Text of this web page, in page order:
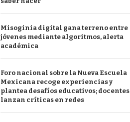
Misoginia digital gana terreno entre
jóvenes mediante algoritmos, alerta
académica
Foro nacional sobre la Nueva Escuela
Mexicana recoge experiencias y
plantea desafíos educativos; docentes
lanzan críticas en redes